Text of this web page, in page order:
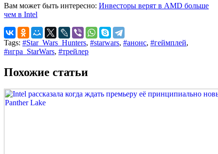
Вам может быть интересно: Инвесторы верят в AMD больше
чем в Intel
Tags: #Star_Wars_Hunters, #starwars, #анонс, #геймплей,
#игра_StarWars, #трейлер
Похожие статьи